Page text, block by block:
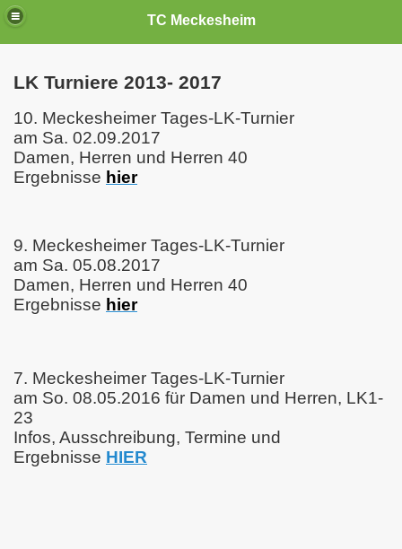
TC Meckesheim
LK Turniere 2013- 2017
10. Meckesheimer Tages-LK-Turnier
am Sa. 02.09.2017
Damen, Herren und Herren 40
Ergebnisse hier
9. Meckesheimer Tages-LK-Turnier
am Sa. 05.08.2017
Damen, Herren und Herren 40
Ergebnisse hier
7. Meckesheimer Tages-LK-Turnier
am So. 08.05.2016 für Damen und Herren, LK1-
23
Infos, Ausschreibung, Termine und
Ergebnisse HIER